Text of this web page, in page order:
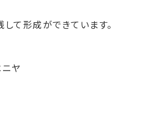
て形成ができています。
ヤ